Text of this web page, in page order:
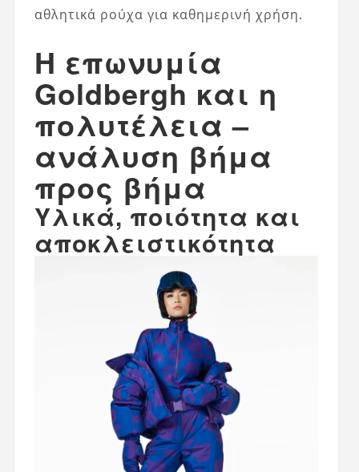
αθλητικά ρούχα για καθημερινή χρήση.
Η επωνυμία
Goldbergh και η
πολυτέλεια –
ανάλυση βήμα
προς βήμα
Υλικά, ποιότητα και
αποκλειστικότητα